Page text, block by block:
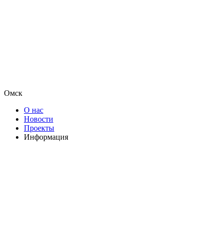
Омск
О нас
Новости
Проекты
Информация